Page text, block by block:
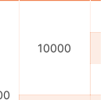
10000